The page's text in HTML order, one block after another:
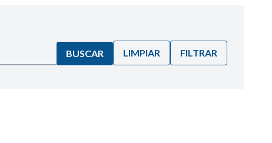
BUSCAR LIMPIAR FILTRAR